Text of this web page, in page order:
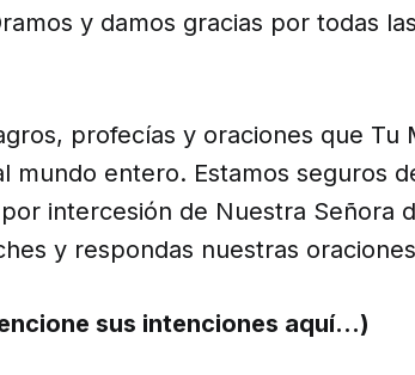
y damos gracias por todas
profecías y oraciones que Tu
mundo entero. Estamos seguros
intercesión de Nuestra Señora
y respondas nuestras
sus intenciones aquí…)